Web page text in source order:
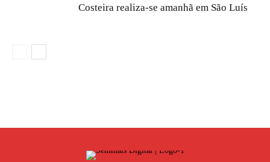
Costeira realiza-se amanhã em São Luís